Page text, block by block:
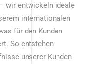
wir entwickeln ideale
internationalen
für den Kunden
So entstehen
unserer Kunden